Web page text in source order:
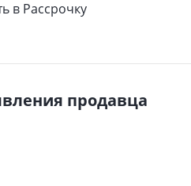
в Рассрочку
продавца